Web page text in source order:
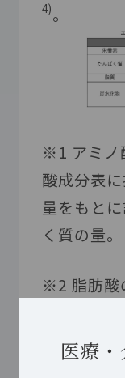
4)。
※1 アミ
酸成分表
量をもと
く質の量。
※2 脂肪酸
標。
医療